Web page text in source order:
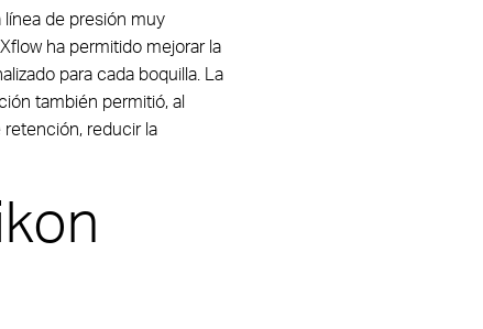
línea de presión muy
ha permitido mejorar la
para cada boquilla. La
también permitió, al
reducir la